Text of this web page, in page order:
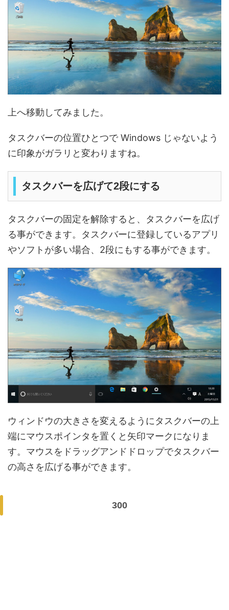
上へ移動してみました。
タスクバーの位置ひとつで Windows じゃないよう
に印象がガラリと変わりますね。
タスクバーを広げて2段にする
タスクバーの固定を解除すると、タスクバーを広げ
る事ができます。タスクバーに登録しているアプリ
やソフトが多い場合、2段にもする事ができます。
ウィンドウの大きさを変えるようにタスクバーの上
端にマウスポインタを置くと矢印マークになりま
す。マウスをドラッグアンドドロップでタスクバー
の高さを広げる事ができます。
300